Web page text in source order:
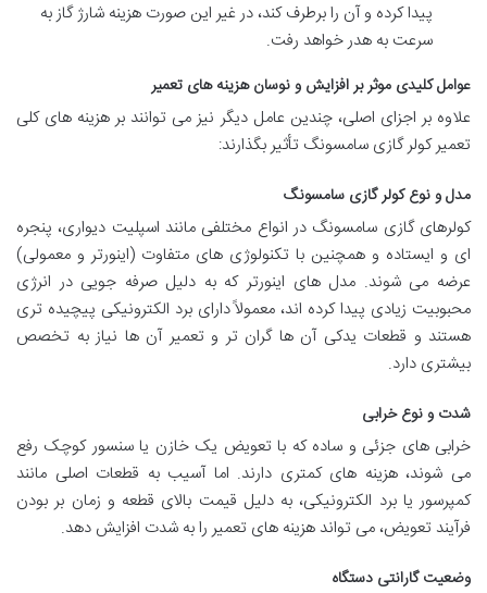
پیدا کرده و آن را برطرف کند، در غیر این صورت هزینه شارژ گاز به
سرعت به هدر خواهد رفت.
عوامل کلیدی موثر بر افزایش و نوسان هزینه های تعمیر
علاوه بر اجزای اصلی، چندین عامل دیگر نیز می توانند بر هزینه های کلی
تعمیر کولر گازی سامسونگ تأثیر بگذارند:
مدل و نوع کولر گازی سامسونگ
کولرهای گازی سامسونگ در انواع مختلفی مانند اسپلیت دیواری، پنجره
ای و ایستاده و همچنین با تکنولوژی های متفاوت (اینورتر و معمولی)
عرضه می شوند. مدل های اینورتر که به دلیل صرفه جویی در انرژی
محبوبیت زیادی پیدا کرده اند، معمولاً دارای برد الکترونیکی پیچیده تری
هستند و قطعات یدکی آن ها گران تر و تعمیر آن ها نیاز به تخصص
بیشتری دارد.
شدت و نوع خرابی
خرابی های جزئی و ساده که با تعویض یک خازن یا سنسور کوچک رفع
می شوند، هزینه های کمتری دارند. اما آسیب به قطعات اصلی مانند
کمپرسور یا برد الکترونیکی، به دلیل قیمت بالای قطعه و زمان بر بودن
فرآیند تعویض، می تواند هزینه های تعمیر را به شدت افزایش دهد.
وضعیت گارانتی دستگاه